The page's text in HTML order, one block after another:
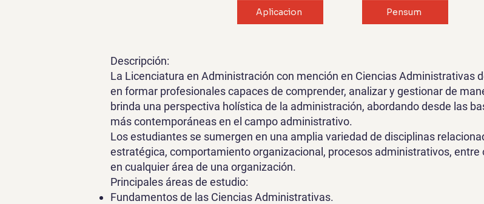
Aplicacion Pensum
Descripción:
La Licenciatura en Administración con mención en Ciencias Administrativas
en formar profesionales capaces de comprender, analizar y gestionar de
brinda una perspectiva holística de la administración, abordando desde las
más contemporáneas en el campo administrativo.
Los estudiantes se sumergen en una amplia variedad de disciplinas
estratégica, comportamiento organizacional, procesos administrativos,
en cualquier área de una organización.
Principales áreas de estudio:
Fundamentos de las Ciencias Administrativas.